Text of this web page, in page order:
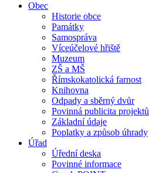
Obec
Historie obce
Památky
Samospráva
Víceúčelové hřiště
Muzeum
ZŠ a MŠ
Římskokatolická farnost
Knihovna
Odpady a sběrný dvůr
Povinná publicita projektů
Základní údaje
Poplatky a způsob úhrady
Úřad
Úřední deska
Povinné informace